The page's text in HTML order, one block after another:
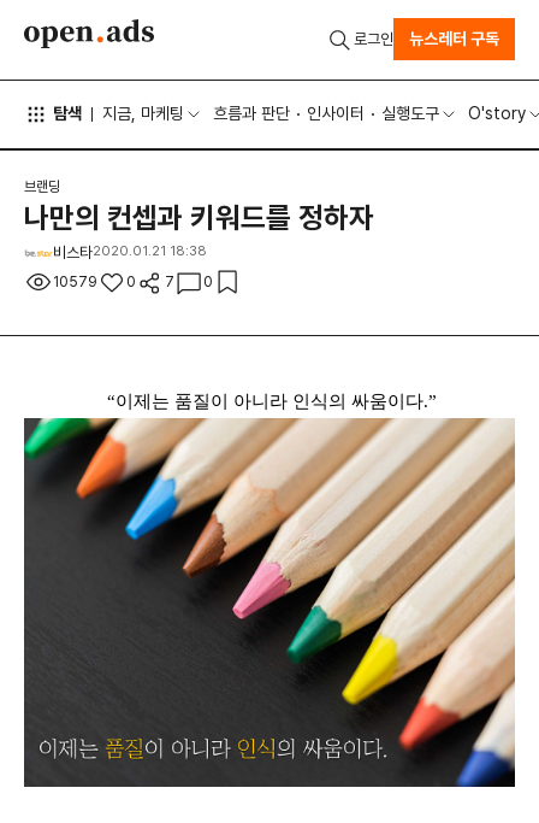
탐색 지금, 마케팅 흐름과 판단 인사이터 실행도구 O'story
로그인 뉴스레터 구독
브랜딩
나만의 컨셉과 키워드를 정하자
비스타2020.01.21 18:38
10579 0 7 0
“이제는 품질이 아니라 인식의 싸움이다.”